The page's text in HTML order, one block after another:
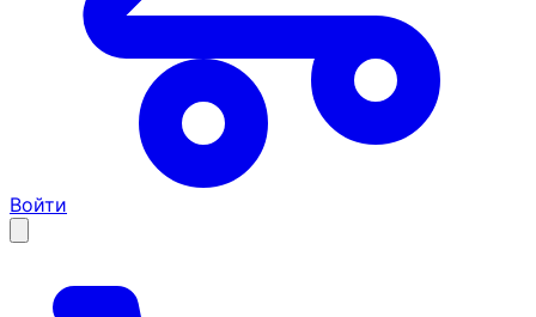
Войти